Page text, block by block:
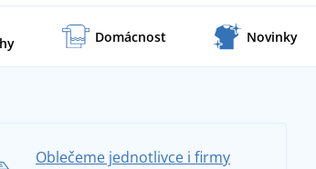
Domácnost Novinky
Oblečeme jednotlivce i firmy